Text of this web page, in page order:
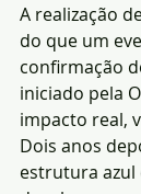
A realização
do que um
confirmação
iniciado pela
impacto real,
Dois anos
estrutura azul